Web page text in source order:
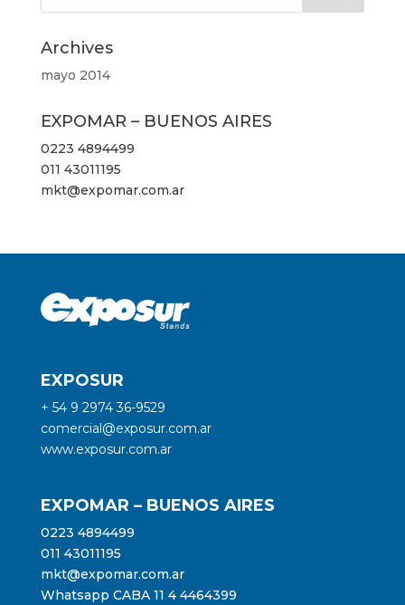
Archives
mayo 2014
EXPOMAR – BUENOS AIRES
0223 4894499
011 43011195
mkt@expomar.com.ar
EXPOSUR
+ 54 9 2974 36-9529
comercial@exposur.com.ar
www.exposur.com.ar
EXPOMAR – BUENOS AIRES
0223 4894499
011 43011195
mkt@expomar.com.ar
Whatsapp CABA 11 4 4464399